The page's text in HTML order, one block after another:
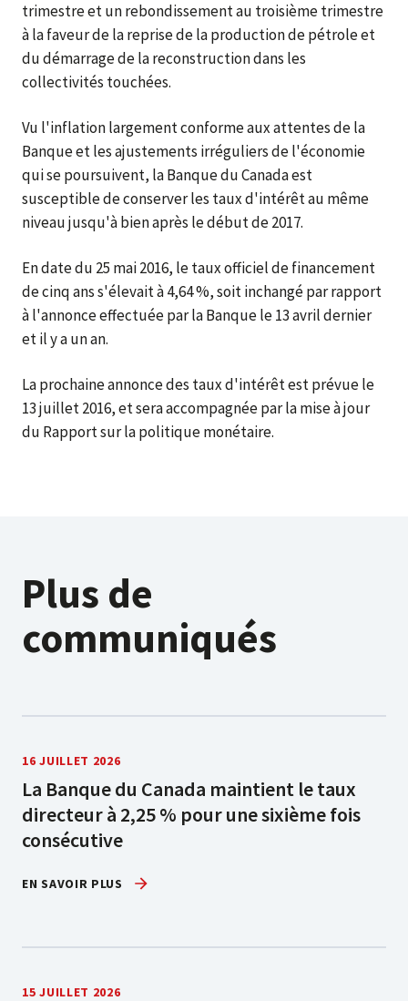
trimestre et un rebondissement au troisième trimestre
à la faveur de la reprise de la production de pétrole et
du démarrage de la reconstruction dans les
collectivités touchées.
Vu l'inflation largement conforme aux attentes de la
Banque et les ajustements irréguliers de l'économie
qui se poursuivent, la Banque du Canada est
susceptible de conserver les taux d'intérêt au même
niveau jusqu'à bien après le début de 2017.
En date du 25 mai 2016, le taux officiel de financement
de cinq ans s'élevait à 4,64 %, soit inchangé par rapport
à l'annonce effectuée par la Banque le 13 avril dernier
et il y a un an.
La prochaine annonce des taux d'intérêt est prévue le
13 juillet 2016, et sera accompagnée par la mise à jour
du Rapport sur la politique monétaire.
Plus de
communiqués
16 JUILLET 2026
La Banque du Canada maintient le taux
directeur à 2,25 % pour une sixième fois
consécutive
EN SAVOIR PLUS
15 JUILLET 2026